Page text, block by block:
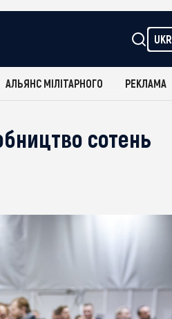
UKR
АЛЬЯНС МІЛІТАРНОГО РЕКЛАМА
сотень